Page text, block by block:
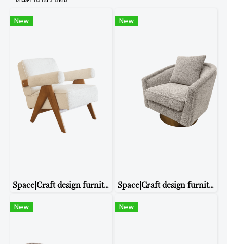
New
Space|Craft design furniture & living ARMCHAIR รุ่นY-113
New
Space|Craft design furniture & living ARMCHAIR รุ่น Archie
New New